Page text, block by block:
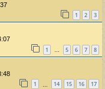
1 2 3
1 … 5 6 7 8
1 14 15 16 17